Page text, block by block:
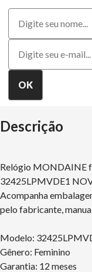
Descrição
Relógio MONDAINE
32425LPMVDE1
Acompanha
pelo fabricante,
Modelo:
Gênero: Feminino
Garantia: 12 meses